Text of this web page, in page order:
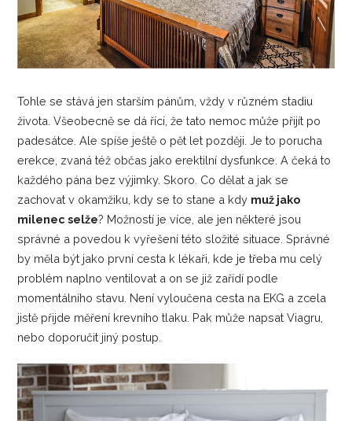
Tohle se stává jen starším pánům, vždy v různém stadiu
života. Všeobecně se dá říci, že tato nemoc může přijít po
padesátce. Ale spíše ještě o pět let později. Je to porucha
erekce, zvaná též občas jako erektilní dysfunkce. A čeká to
každého pána bez výjimky. Skoro. Co dělat a jak se
zachovat v okamžiku, kdy se to stane a kdy muž jako
milenec selže? Možností je více, ale jen některé jsou
správné a povedou k vyřešení této složité situace. Správné
by měla být jako první cesta k lékaři, kde je třeba mu celý
problém naplno ventilovat a on se již zařídí podle
momentálního stavu. Není vyloučena cesta na EKG a zcela
jistě přijde měření krevního tlaku. Pak může napsat Viagru,
nebo doporučit jiný postup.